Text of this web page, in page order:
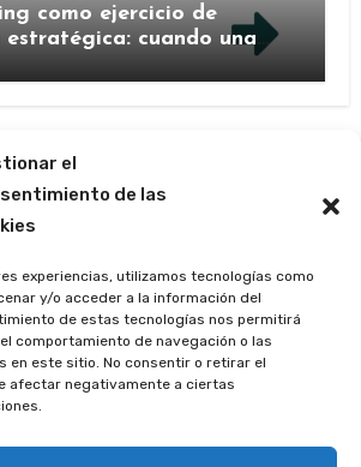
el
de las
experiencias, utilizamos tecnologías como
y/o acceder a la información del
de estas tecnologías nos permitirá
comportamiento de navegación o las
en este sitio. No consentir o retirar el
afectar negativamente a ciertas
como ejercicio de
estratégica: cuando una
de Mercedes
Barrutia
i o d í s t i c a m e n t e)